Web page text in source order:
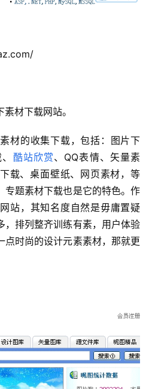
材下载网站。
材的收集下载，包括：图片下
酷站欣赏、QQ表情、矢量素
载、桌面壁纸、网页素材，等
专题素材下载也是它的特色。作
站，其知名度自然是毋庸置疑
，排列整齐训练有素，用户体验
点时尚的设计元素素材，那就更